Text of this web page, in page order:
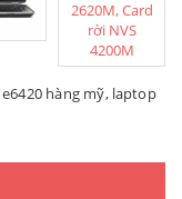
hàng mỹ, laptop